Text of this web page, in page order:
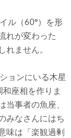
ル（60°）を形
れが変わった
れません。
ョンにいる木星
座相を作りま
事者の魚座、
みなさんにはち
味は「楽観過剰